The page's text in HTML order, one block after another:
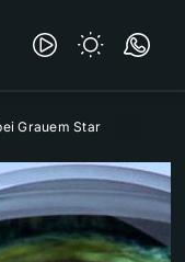
Grauem Star